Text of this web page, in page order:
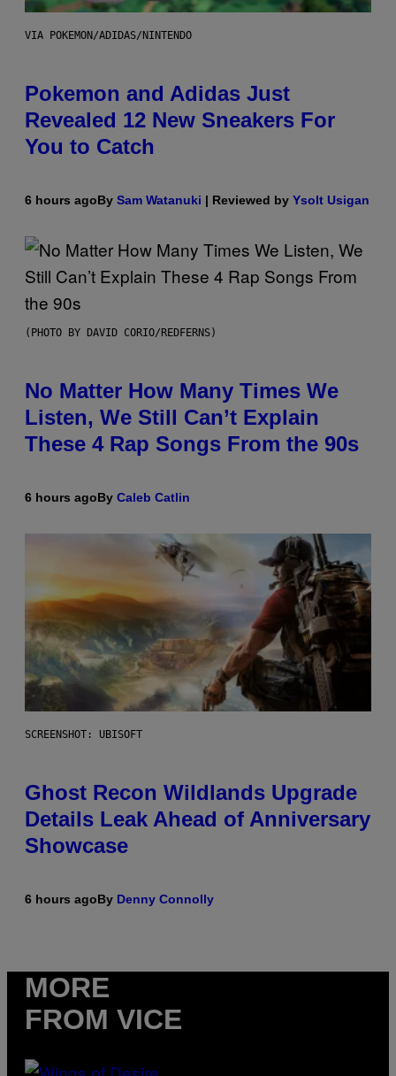
VIA POKEMON/ADIDAS/NINTENDO
Pokemon and Adidas Just
Revealed 12 New Sneakers For
You to Catch
6 hours agoBy Sam Watanuki | Reviewed by Ysolt Usigan
(PHOTO BY DAVID CORIO/REDFERNS)
No Matter How Many Times We
Listen, We Still Can’t Explain
These 4 Rap Songs From the 90s
6 hours agoBy Caleb Catlin
SCREENSHOT: UBISOFT
Ghost Recon Wildlands Upgrade
Details Leak Ahead of Anniversary
Showcase
6 hours agoBy Denny Connolly
MORE
FROM VICE